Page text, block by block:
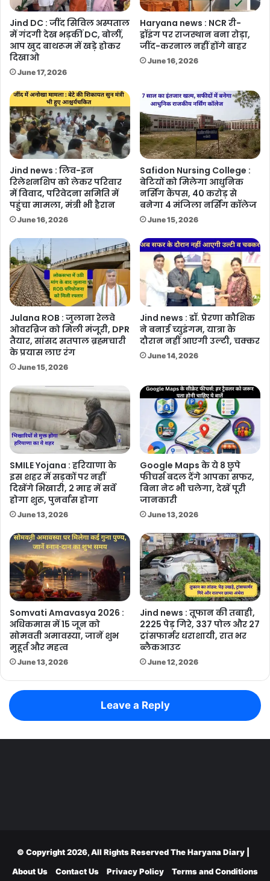
Jind DC : जींद सिविल अस्पताल
में गंदगी देख भड़कीं DC, बोलीं,
आप खुद बाथरूम में खड़े होकर
दिखाओ
June 17, 2026
Haryana news : NCR री-
ड्रॉइंग पर राजस्थान बना रोड़ा,
जींद-करनाल नहीं होंगे बाहर
June 16, 2026
Jind news : लिव-इन
रिलेशनशिप को लेकर परिवार
में विवाद, परिवेदना समिति में
पहुंचा मामला, मंत्री भी हैरान
June 16, 2026
Safidon Nursing College :
बेटियों को मिलेगा आधुनिक
नर्सिंग कैंपस, 40 करोड़ से
बनेगा 4 मंजिला नर्सिंग कॉलेज
June 15, 2026
Julana ROB : जुलाना रेलवे
ओवरब्रिज को मिली मंजूरी, DPR
तैयार, सांसद सतपाल ब्रह्मचारी
के प्रयास लाए रंग
June 15, 2026
Jind news : डॉ. प्रेरणा कौशिक
ने बनाई च्युइंगम, यात्रा के
दौरान नहीं आएगी उल्टी, चक्कर
June 14, 2026
SMILE Yojana : हरियाणा के
इस शहर में सड़कों पर नहीं
दिखेंगे भिखारी, 2 माह में सर्वे
होगा शुरू, पुनर्वास होगा
June 13, 2026
Google Maps के ये 8 छुपे
फीचर्स बदल देंगे आपका सफर,
बिना नेट भी चलेगा, देखें पूरी
जानकारी
June 13, 2026
Somvati Amavasya 2026 :
अधिकमास में 15 जून को
सोमवती अमावस्या, जानें शुभ
मुहूर्त और महत्व
June 13, 2026
Jind news : तूफान की तबाही,
2225 पेड़ गिरे, 337 पोल और 27
ट्रांसफार्मर धराशायी, रात भर
ब्लैकआउट
June 12, 2026
Leave a Reply
© Copyright 2026, All Rights ReservedThe Haryana Diary
About Us
Contact Us Privacy Policy Terms and Conditions